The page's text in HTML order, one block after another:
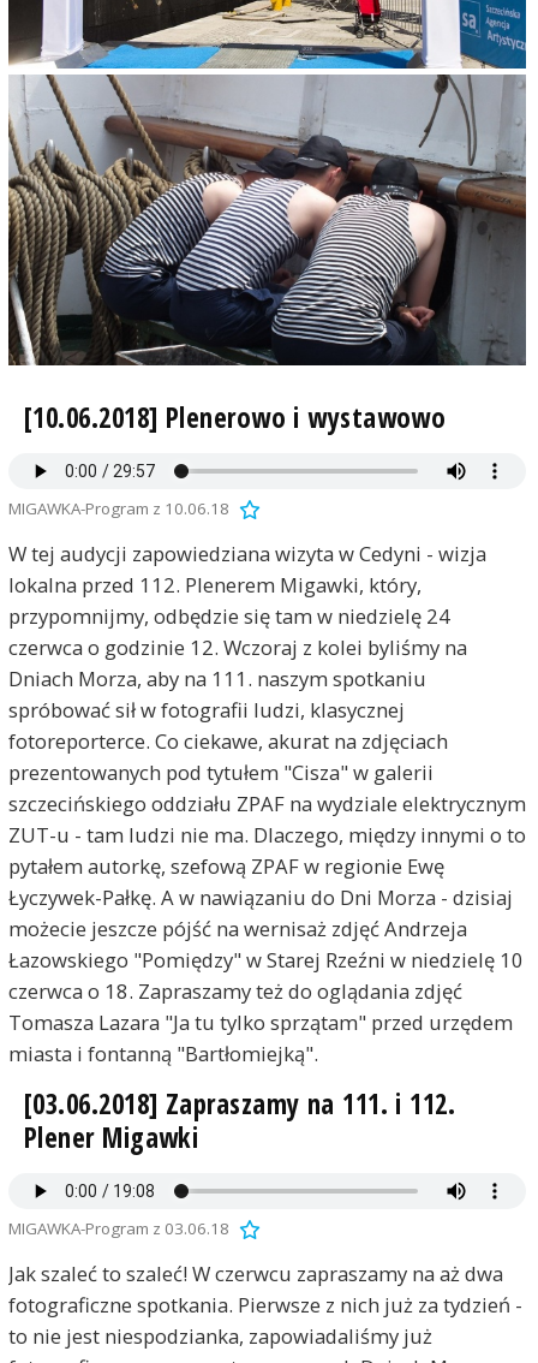
[10.06.2018] Plenerowo i wystawowo
MIGAWKA-Program z 10.06.18
W tej audycji zapowiedziana wizyta w Cedyni - wizja
lokalna przed 112. Plenerem Migawki, który,
przypomnijmy, odbędzie się tam w niedzielę 24
czerwca o godzinie 12. Wczoraj z kolei byliśmy na
Dniach Morza, aby na 111. naszym spotkaniu
spróbować sił w fotografii ludzi, klasycznej
fotoreporterce. Co ciekawe, akurat na zdjęciach
prezentowanych pod tytułem "Cisza" w galerii
szczecińskiego oddziału ZPAF na wydziale elektrycznym
ZUT-u - tam ludzi nie ma. Dlaczego, między innymi o to
pytałem autorkę, szefową ZPAF w regionie Ewę
Łyczywek-Pałkę. A w nawiązaniu do Dni Morza - dzisiaj
możecie jeszcze pójść na wernisaż zdjęć Andrzeja
Łazowskiego "Pomiędzy" w Starej Rzeźni w niedzielę 10
czerwca o 18. Zapraszamy też do oglądania zdjęć
Tomasza Lazara "Ja tu tylko sprzątam" przed urzędem
miasta i fontanną "Bartłomiejką".
[03.06.2018] Zapraszamy na 111. i 112.
Plener Migawki
MIGAWKA-Program z 03.06.18
Jak szaleć to szaleć! W czerwcu zapraszamy na aż dwa
fotograficzne spotkania. Pierwsze z nich już za tydzień -
to nie jest niespodzianka, zapowiadaliśmy już